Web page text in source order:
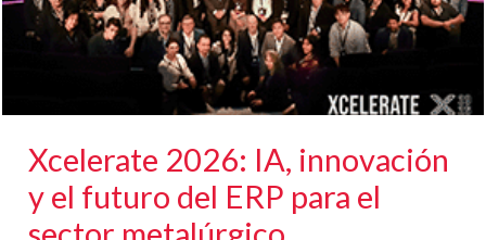
Xcelerate 2026: IA, innovación
y el futuro del ERP para el